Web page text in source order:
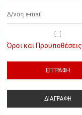
Όροι και Προϋποθέσεις